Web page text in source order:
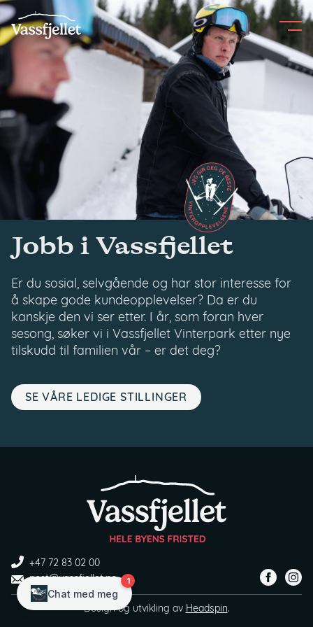
Skip
to
content
Jobb i Vassfjellet
Er du sosial, selvgående og har stor interesse for
å skape gode kundeopplevelser? Da er du
kanskje den vi ser etter. I år, som foran hver
sesong, søker vi i Vassfjellet Vinterpark etter nye
tilskudd til familien vår – er det deg?
SE VÅRE LEDIGE STILLINGER
+47 72 83 02 00
post@vassfjellet.no
Design og utvikling av Headspin.